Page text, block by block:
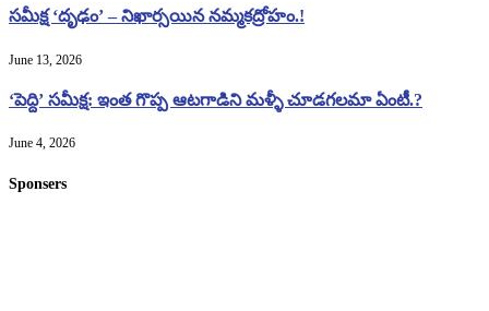
సమీక్ష ‘దృఢం’ – నిఖార్సయిన నమ్మకద్రోహం.!
June 13, 2026
‘పెద్ది’ సమీక్ష: ఇంత గొప్ప ఆటగాడిని మళ్ళీ చూడగలమా ఏంటీ.?
June 4, 2026
Sponsers